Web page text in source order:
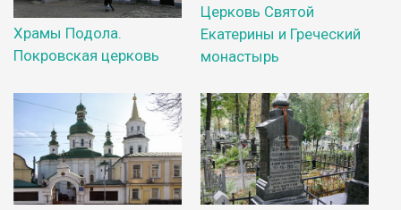
Храмы Подола.
Покровская церковь
Церковь Святой
Екатерины и Греческий
монастырь